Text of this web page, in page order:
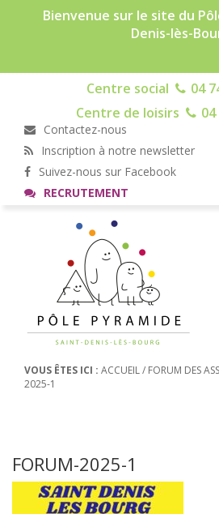
Bienvenue sur le site du
Denis-lès-
Centre social
04
Centre de loisirs
Contactez-nous
Inscription à notre newsletter
Suivez-nous sur Facebook
RECRUTEMENT
VOUS ÊTES ICI : ACCUEIL/ FORUM DES
2025-1
FORUM-2025-1